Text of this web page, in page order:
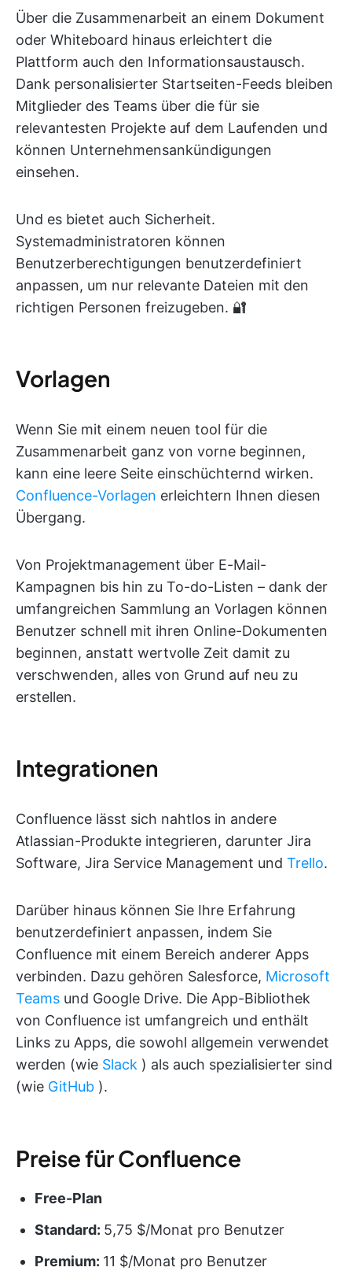
Über die Zusammenarbeit an einem Dokument
oder Whiteboard hinaus erleichtert die
Plattform auch den Informationsaustausch.
Dank personalisierter Startseiten-Feeds bleiben
Mitglieder des Teams über die für sie
relevantesten Projekte auf dem Laufenden und
können Unternehmensankündigungen
einsehen.
Und es bietet auch Sicherheit.
Systemadministratoren können
Benutzerberechtigungen benutzerdefiniert
anpassen, um nur relevante Dateien mit den
richtigen Personen freizugeben. 🔐
Vorlagen
Wenn Sie mit einem neuen tool für die
Zusammenarbeit ganz von vorne beginnen,
kann eine leere Seite einschüchternd wirken.
Confluence-Vorlagen erleichtern Ihnen diesen
Übergang.
Von Projektmanagement über E-Mail-
Kampagnen bis hin zu To-do-Listen – dank der
umfangreichen Sammlung an Vorlagen können
Benutzer schnell mit ihren Online-Dokumenten
beginnen, anstatt wertvolle Zeit damit zu
verschwenden, alles von Grund auf neu zu
erstellen.
Integrationen
Confluence lässt sich nahtlos in andere
Atlassian-Produkte integrieren, darunter Jira
Software, Jira Service Management und Trello.
Darüber hinaus können Sie Ihre Erfahrung
benutzerdefiniert anpassen, indem Sie
Confluence mit einem Bereich anderer Apps
verbinden. Dazu gehören Salesforce, Microsoft
Teams und Google Drive. Die App-Bibliothek
von Confluence ist umfangreich und enthält
Links zu Apps, die sowohl allgemein verwendet
werden (wie Slack ) als auch spezialisierter sind
(wie GitHub ).
Preise für Confluence
Free-Plan
Standard: 5,75 $/Monat pro Benutzer
Premium: 11 $/Monat pro Benutzer